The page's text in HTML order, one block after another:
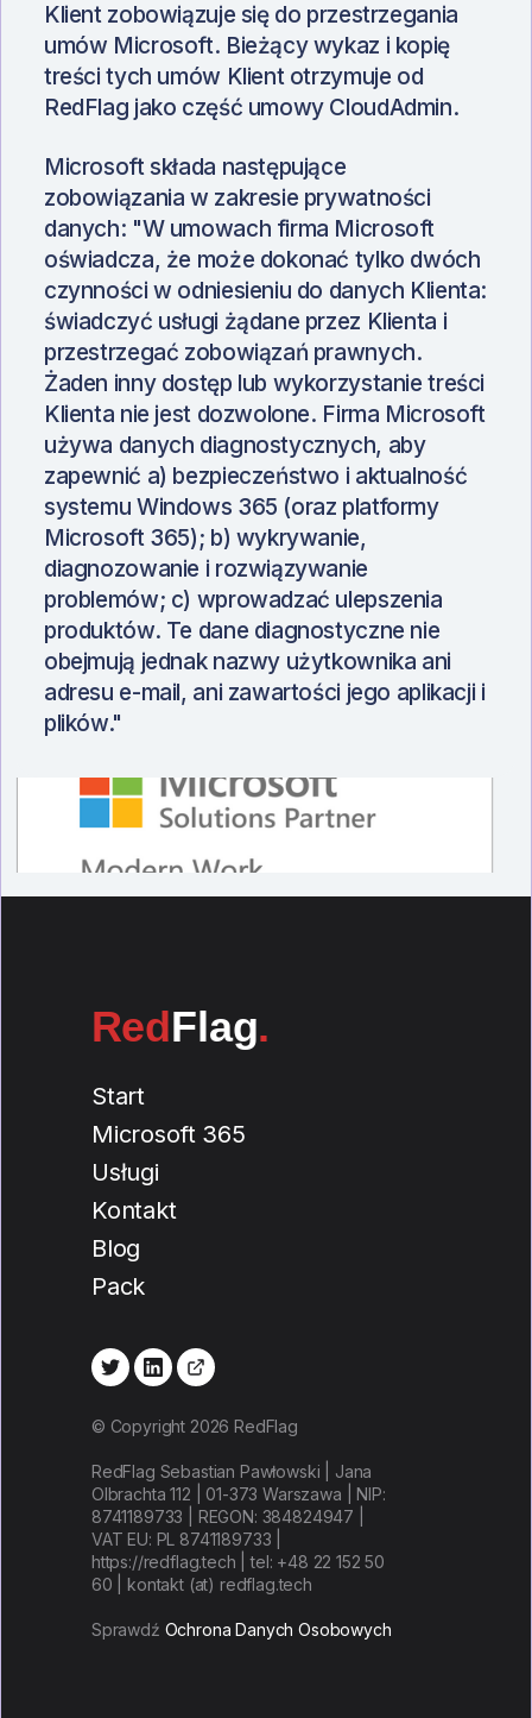
Klient zobowiązuje się do przestrzegania
umów Microsoft. Bieżący wykaz i kopię
treści tych umów Klient otrzymuje od
RedFlag jako część umowy CloudAdmin.
Microsoft składa następujące
zobowiązania w zakresie prywatności
danych: "W umowach firma Microsoft
oświadcza, że może dokonać tylko dwóch
czynności w odniesieniu do danych Klienta:
świadczyć usługi żądane przez Klienta i
przestrzegać zobowiązań prawnych.
Żaden inny dostęp lub wykorzystanie treści
Klienta nie jest dozwolone. Firma Microsoft
używa danych diagnostycznych, aby
zapewnić a) bezpieczeństwo i aktualność
systemu Windows 365 (oraz platformy
Microsoft 365); b) wykrywanie,
diagnozowanie i rozwiązywanie
problemów; c) wprowadzać ulepszenia
produktów. Te dane diagnostyczne nie
obejmują jednak nazwy użytkownika ani
adresu e-mail, ani zawartości jego aplikacji i
plików."
RedFlag.
Start
Microsoft 365
Usługi
Kontakt
Blog
Pack
© Copyright 2026 RedFlag
RedFlag Sebastian Pawłowski | Jana
Olbrachta 112 | 01-373 Warszawa | NIP:
8741189733 | REGON: 384824947 |
VAT EU: PL 8741189733 |
https://redflag.tech | tel: +48 22 152 50
60 | kontakt (at) redflag.tech
Sprawdź Ochrona Danych Osobowych